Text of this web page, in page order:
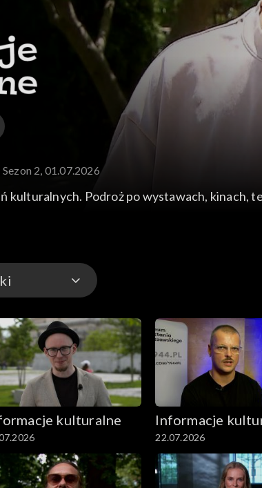
Sezon 2, 01.07.2026
kulturalnych. Podroż po wystawach, kinach,
kulturalne Informacje
22.07.2026